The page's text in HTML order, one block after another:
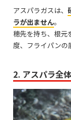
アスパラガスは、
ラが出ません。
穂先を持ち、根元
度、フライパンの
2. アスパラ全